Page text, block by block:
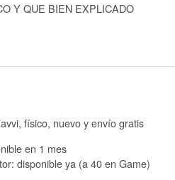
Y QUE BIEN EXPLICADO
físico, nuevo y envío gratis
en 1 mes
disponible ya (a 40 en Game)